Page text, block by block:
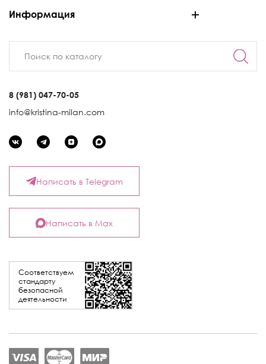
Информация
8 (981) 047-70-05
info@kristina-milan.com
Соответствуем
стандарту
безопасной
деятельности
Написать в Telegram
Написать в Max